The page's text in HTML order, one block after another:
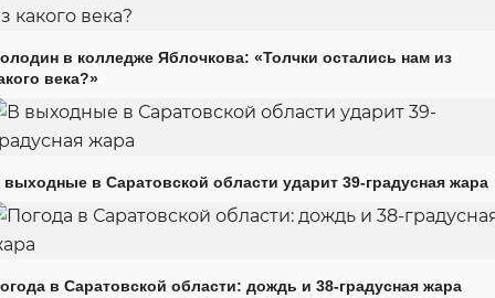
в колледже Яблочкова: «Толчки остались нам из
века?»
выходные в Саратовской области ударит 39-градусная жара
в Саратовской области: дождь и 38-градусная жара